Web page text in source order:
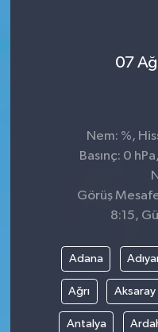
07
Nem: %,
Basınç: 0
Görüş
8:15,
Adana
Ağrı Aksaray
Antalya